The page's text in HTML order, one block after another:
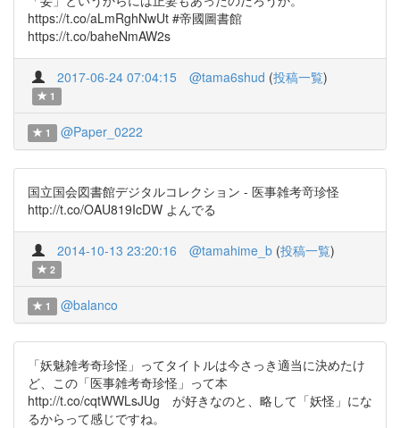
https://t.co/aLmRghNwUt #帝國圖書館
https://t.co/baheNmAW2s
2017-06-24 07:04:15 @tama6shud (投稿一覧)
1
1 @Paper_0222
国立国会図書館デジタルコレクション - 医事雑考竒珍怪
http://t.co/OAU819IcDW よんでる
2014-10-13 23:20:16 @tamahime_b (投稿一覧)
2
1 @balanco
「妖魅雑考奇珍怪」ってタイトルは今さっき適当に決めたけ
ど、この「医事雑考奇珍怪」って本
http://t.co/cqtWWLsJUg が好きなのと、略して「妖怪」にな
るからって感じですね。